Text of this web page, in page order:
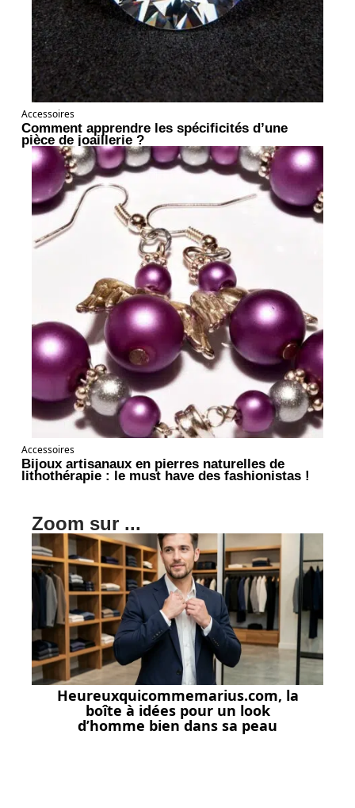
Accessoires
Comment apprendre les spécificités d’une
pièce de joaillerie ?
Accessoires
Bijoux artisanaux en pierres naturelles de
lithothérapie : le must have des fashionistas !
Zoom sur ...
Heureuxquicommemarius.com, la
boîte à idées pour un look
d’homme bien dans sa peau